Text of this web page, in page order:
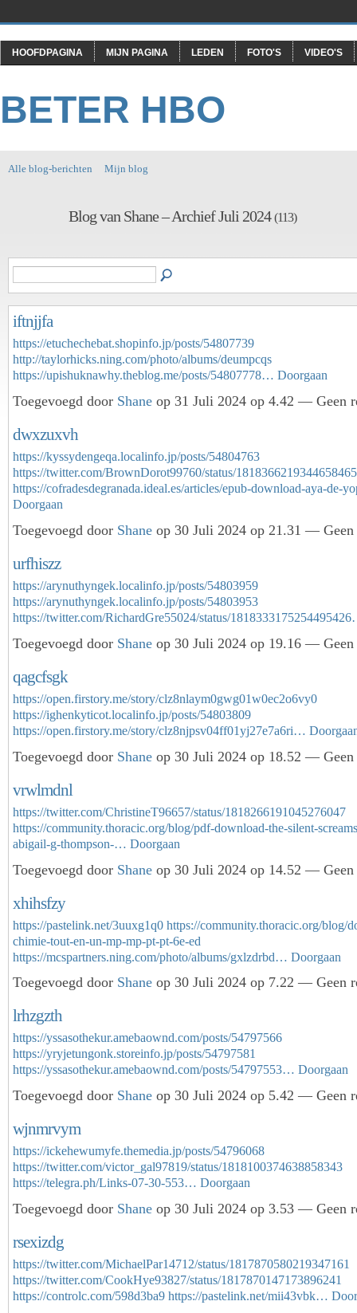
HOOFDPAGINA MIJN PAGINA LEDEN FOTO'S VIDEO'S
BETER HBO
Alle blog-berichten Mijn blog
Blog van Shane – Archief Juli 2024(113)
iftnjjfa
https://etuchechebat.shopinfo.jp/posts/54807739
http://taylorhicks.ning.com/photo/albums/deumpcqs
https://upishuknawhy.theblog.me/posts/54807778… Doorgaan
Toegevoegd door Shane op 31 Juli 2024 op 4.42 — Geen
dwxzuxvh
https://kyssydengeqa.localinfo.jp/posts/54804763
https://twitter.com/BrownDorot99760/status/1818366219344658465
https://cofradesdegranada.ideal.es/articles/epub-download-aya-de-
Doorgaan
Toegevoegd door Shane op 30 Juli 2024 op 21.31 — Geen
urfhiszz
https://arynuthyngek.localinfo.jp/posts/54803959
https://arynuthyngek.localinfo.jp/posts/54803953
https://twitter.com/RichardGre55024/status/
Toegevoegd door Shane op 30 Juli 2024 op 19.16 — Geen
qagcfsgk
https://open.firstory.me/story/clz8nlaym0gwg01w0ec2o6vy0
https://ighenkyticot.localinfo.jp/posts/54803809
https://open.firstory.me/story/clz8njpsv04ff01yj27e7a6ri…
Toegevoegd door Shane op 30 Juli 2024 op 18.52 — Geen
vrwlmdnl
https://twitter.com/ChristineT96657/status/1818266191045276047
https://community.thoracic.org/blog/pdf-download-the-silent-
abigail-g-thompson-… Doorgaan
Toegevoegd door Shane op 30 Juli 2024 op 14.52 — Geen
xhihsfzy
https://pastelink.net/3uuxg1q0 https://community.thoracic.org/blog/
chimie-tout-en-un-mp-mp-pt-pt-6e-ed
https://mcspartners.ning.com/photo/albums/gxlzdrbd… Doorgaan
Toegevoegd door Shane op 30 Juli 2024 op 7.22 — Geen
lrhzgzth
https://yssasothekur.amebaownd.com/posts/54797566
https://yryjetungonk.storeinfo.jp/posts/54797581
https://yssasothekur.amebaownd.com/posts/54797553… Doorgaan
Toegevoegd door Shane op 30 Juli 2024 op 5.42 — Geen
wjnmrvym
https://ickehewumyfe.themedia.jp/posts/54796068
https://twitter.com/victor_gal97819/status/1818100374638858343
https://telegra.ph/Links-07-30-553… Doorgaan
Toegevoegd door Shane op 30 Juli 2024 op 3.53 — Geen
rsexizdg
https://twitter.com/MichaelPar14712/status/1817870580219347161
https://twitter.com/CookHye93827/status/1817870147173896241
https://controlc.com/598d3ba9 https://pastelink.net/mii43vbk…